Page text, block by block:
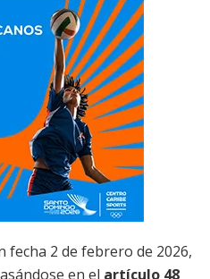
fecha 2 de febrero de 2026,
en el artículo 48